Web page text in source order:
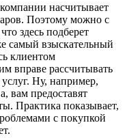
насчитывает
Поэтому можно с
здесь подберет
самый взыскательный
клиентом
вправе рассчитывать
Ну, например,
вам предоставят
Практика показывает,
с покупкой